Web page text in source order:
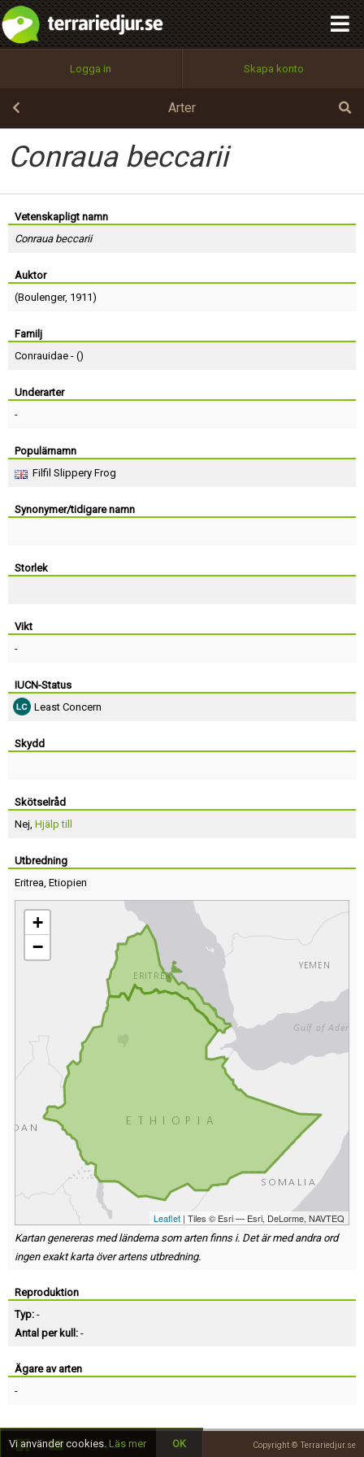
Logga in Skapa konto
Arter
Conraua beccarii
Vetenskapligt namn
Conraua beccarii
Auktor
(Boulenger, 1911)
Familj
Conrauidae - ()
Underarter
-
Populärnamn
Filfil Slippery Frog
Synonymer/tidigare namn
Storlek
Vikt
-
IUCN-Status
Least Concern
Skydd
Skötselråd
Nej, Hjälp till
Utbredning
Eritrea, Etiopien
+
−
Leaflet | Tiles © Esri — Esri, DeLorme, NAVTEQ
Kartan genereras med länderna som arten finns i. Det är med andra ord
ingen exakt karta över artens utbredning.
Reproduktion
Typ: -
Antal per kull: -
Ägare av arten
-
Copyright © Terrariedjur.se
Utför
100%
OK
integritetspolicy
Namn:
Epost:
Lösenord:
Terms of Service
Begär nytt lösenord
Tillbaka till förstasidan
Vi använder cookies. Läs mer OK